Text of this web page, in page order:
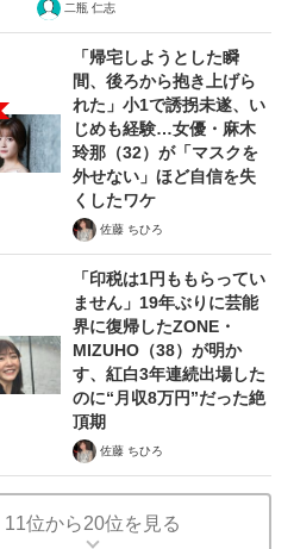
二瓶 仁志
「帰宅しようとした瞬
間、後ろから抱き上げら
れた」小1で誘拐未遂、い
じめも経験…女優・麻木
玲那（32）が「マスクを
外せない」ほど自信を失
くしたワケ
佐藤 ちひろ
「印税は1円ももらってい
ません」19年ぶりに芸能
界に復帰したZONE・
MIZUHO（38）が明か
す、紅白3年連続出場した
のに“月収8万円”だった絶
頂期
佐藤 ちひろ
11位から20位を見る